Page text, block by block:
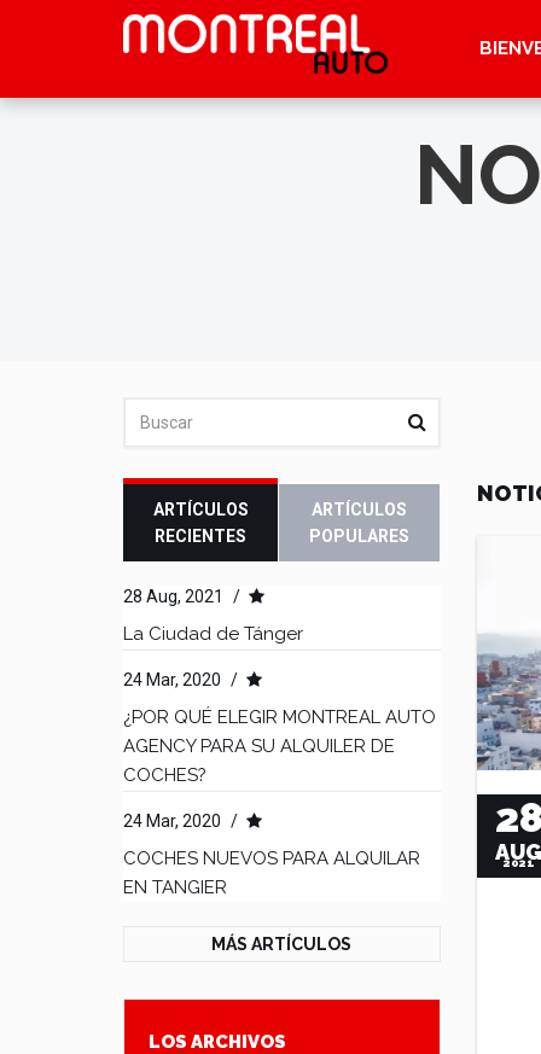
ARTÍCULOS
RECIENTES
ARTÍCULOS
POPULARES
28 Aug, 2021 /
La Ciudad de Tánger
24 Mar, 2020 /
¿POR QUÉ ELEGIR MONTREAL AUTO
AGENCY PARA SU ALQUILER DE
COCHES?
24 Mar, 2020 /
COCHES NUEVOS PARA ALQUILAR
EN TANGIER
MÁS ARTÍCULOS
LOS ARCHIVOS
AUG
2021